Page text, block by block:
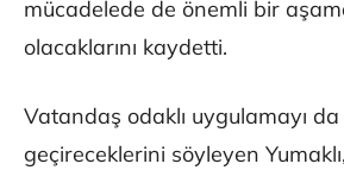
mücadelede de önemli bir
olacaklarını kaydetti.
Vatandaş odaklı uygulamayı
geçireceklerini söyleyen